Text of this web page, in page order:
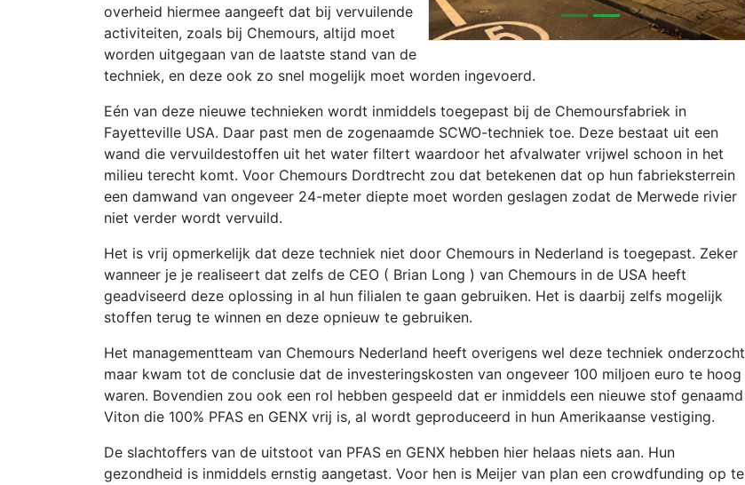
overheid hiermee aangeeft dat bij vervuilende
activiteiten, zoals bij Chemours, altijd moet
worden uitgegaan van de laatste stand van de
techniek, en deze ook zo snel mogelijk moet worden ingevoerd.
Eén van deze nieuwe technieken wordt inmiddels toegepast bij de Chemoursfabriek in
Fayetteville USA. Daar past men de zogenaamde SCWO-techniek toe. Deze bestaat uit een
wand die vervuildestoffen uit het water filtert waardoor het afvalwater vrijwel schoon in het
milieu terecht komt. Voor Chemours Dordtrecht zou dat betekenen dat op hun fabrieksterrein
een damwand van ongeveer 24-meter diepte moet worden geslagen zodat de Merwede rivier
niet verder wordt vervuild.
Het is vrij opmerkelijk dat deze techniek niet door Chemours in Nederland is toegepast. Zeker
wanneer je je realiseert dat zelfs de CEO ( Brian Long ) van Chemours in de USA heeft
geadviseerd deze oplossing in al hun filialen te gaan gebruiken. Het is daarbij zelfs mogelijk
stoffen terug te winnen en deze opnieuw te gebruiken.
Het managementteam van Chemours Nederland heeft overigens wel deze techniek onderzocht
maar kwam tot de conclusie dat de investeringskosten van ongeveer 100 miljoen euro te hoog
waren. Bovendien zou ook een rol hebben gespeeld dat er inmiddels een nieuwe stof genaamd
Viton die 100% PFAS en GENX vrij is, al wordt geproduceerd in hun Amerikaanse vestiging.
De slachtoffers van de uitstoot van PFAS en GENX hebben hier helaas niets aan. Hun
gezondheid is inmiddels ernstig aangetast. Voor hen is Meijer van plan een crowdfunding op te